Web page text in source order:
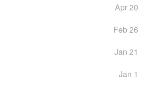
Apr 20
Feb 26
Jan 21
Jan 1